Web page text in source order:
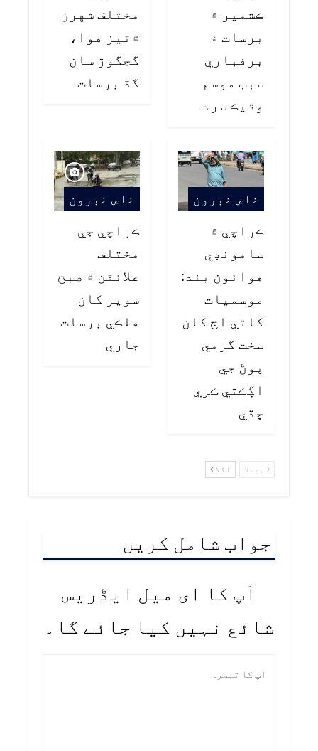
ڪشمير ۾
برسات ۽
برفباري
سبب موسم
وڌيڪ سرد
مختلف شهرن
۾تيز هوا،
گجگوڙ سان
گڏ برسات
خاص خبرون
ڪراچي ۾
سامونڊي
هوائون بند:
موسميات
کاتي اڄ کان
سخت گرمي
پوڻ جي
اڳڪٿي ڪري
ڇڏي
خاص خبرون
ڪراچي جي
مختلف
علائقن ۾ صبح
سوير کان
هلڪي برسات
جاري
پچھلا اگلا
جواب شامل کریں
آپ کا ای میل ایڈریس
شائع نہیں کیا جائے گا۔